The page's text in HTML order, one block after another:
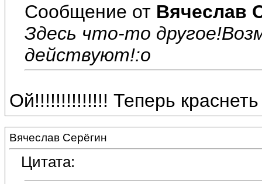
Сообщение от Вячеслав
Здесь что-то
действуют!:o
Ой!!!!!!!!!!!!!! Теперь
Вячеслав Серёгин
Цитата: